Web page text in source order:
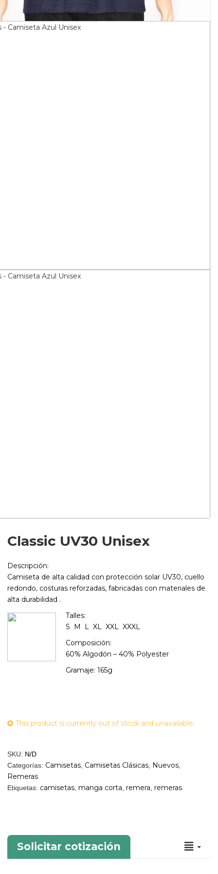
Classic UV30 Unisex
Descripción:
Camiseta de alta calidad con protección solar UV30, cuello
redondo, costuras reforzadas, fabricadas con materiales de
alta durabilidad .
Talles:
S M L XL XXL XXXL
Composición:
60% Algodón – 40% Polyester
Gramaje: 165g
This product is currently out of stock and unavailable.
SKU: N/D
Categorías: Camisetas Camisetas Clásicas Nuevos
Remeras
Etiquetas: camisetas manga corta remera remeras
Solicitar cotización